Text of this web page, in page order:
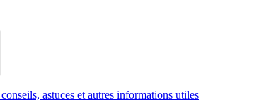
astuces et autres informations utiles